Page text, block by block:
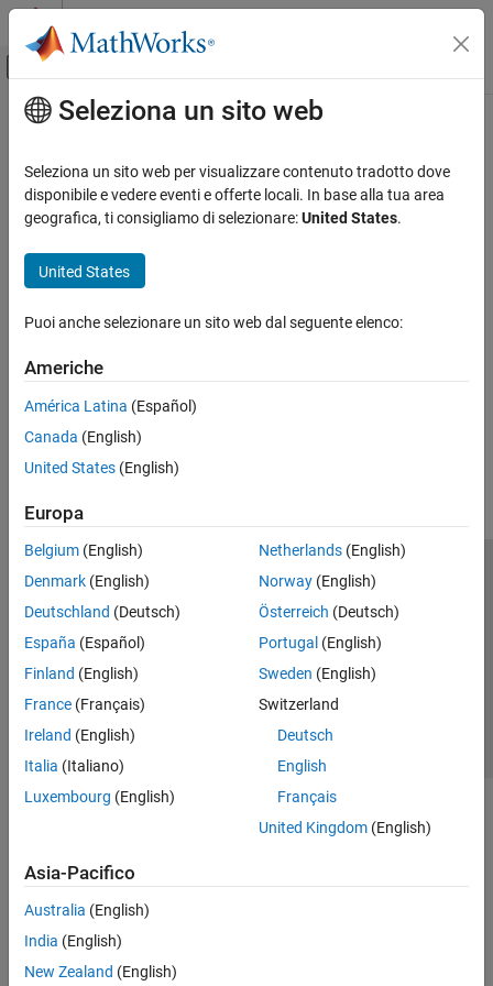
Vai al contenuto
Attiva/disattiva menu di navigazione
Pagina iniziale della documentazione
Contenuto principale
How useful was this information?
Seleziona un sito web
Seleziona un sito web per visualizzare contenuto tradotto dove
disponibile e vedere eventi e offerte locali. In base alla tua area
geografica, ti consigliamo di selezionare:United States.
United States
Puoi anche selezionare un sito web dal seguente elenco:
Americhe
América Latina (Español)
Canada (English)
United States (English)
Europa
Belgium (English)
Denmark (English)
Deutschland (Deutsch)
España (Español)
Finland (English)
France (Français)
Ireland (English)
Italia (Italiano)
Luxembourg (English)
Netherlands(English)
Norway(English)
Österreich (Deutsch)
Portugal (English)
Sweden (English)
Switzerland
Deutsch
English
Français
United Kingdom(English)
Asia-Pacifico
Australia (English)
India (English)
New Zealand (English)
Centro di fiducia
Informativa sulla privacy
Antipirateria
Stato dell'applicazione
Contatti
© 1994-2026 The MathWorks, Inc.